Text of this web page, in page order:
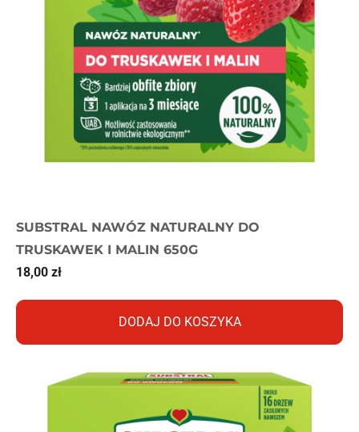
SUBSTRAL NAWÓZ NATURALNY DO
TRUSKAWEK I MALIN 650G
18,00 zł
DODAJ DO KOSZYKA